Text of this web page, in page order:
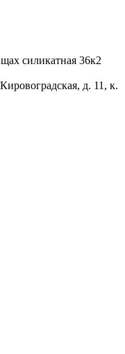
силикатная 36к2
д. 11, к.